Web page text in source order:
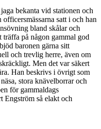
bekanta vid stationen och
satt i och han
bland skålar och
träffa på någon gammal god
baronen gärna sitt
och trevlig herre, även om
Men det var säkert
Han beskrivs i övrigt som
stora knävelborrar och
för gammaldags
Engström så elakt och